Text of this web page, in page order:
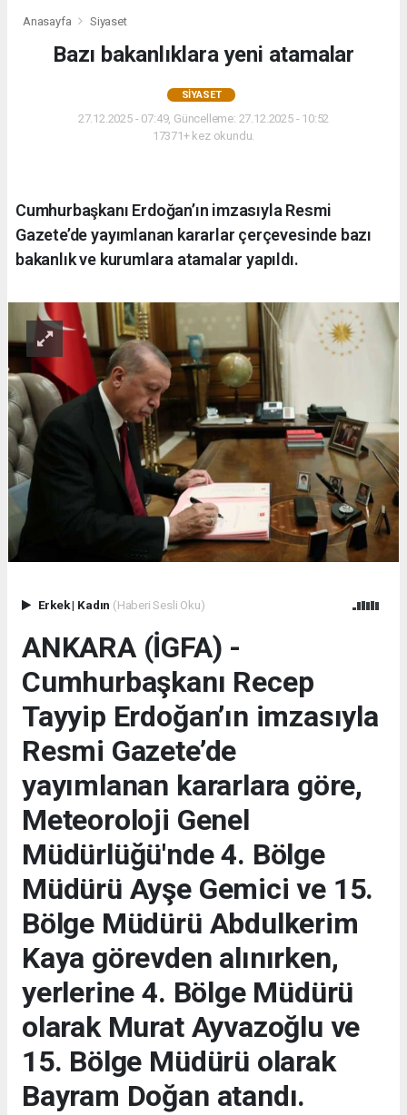
Anasayfa Siyaset
Bazı bakanlıklara yeni atamalar
SIYASET
27.12.2025 - 07:49, Güncelleme: 27.12.2025 - 10:52
17371+ kez okundu.
Cumhurbaşkanı Erdoğan’ın imzasıyla Resmi
Gazete’de yayımlanan kararlar çerçevesinde bazı
bakanlık ve kurumlara atamalar yapıldı.
Erkek| Kadın (Haberi Sesli Oku)
ANKARA (İGFA) -
Cumhurbaşkanı Recep
Tayyip Erdoğan’ın imzasıyla
Resmi Gazete’de
yayımlanan kararlara göre,
Meteoroloji Genel
Müdürlüğü'nde 4. Bölge
Müdürü Ayşe Gemici ve 15.
Bölge Müdürü Abdulkerim
Kaya görevden alınırken,
yerlerine 4. Bölge Müdürü
olarak Murat Ayvazoğlu ve
15. Bölge Müdürü olarak
Bayram Doğan atandı.